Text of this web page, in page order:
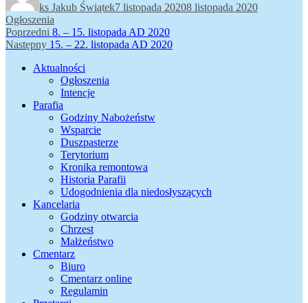
ks Jakub Świątek7 listopada 20208 listopada 2020
Ogłoszenia
Nawigacja
wpisu
Poprzedni Poprzedni
wpis:
8. – 15. listopada AD 2020
Następny Następny
15. – 22. listopada AD 2020
Aktualności
Ogłoszenia
Intencje
Parafia
Godziny Nabożeństw
Wsparcie
Duszpasterze
Terytorium
Kronika remontowa
Historia Parafii
Udogodnienia dla niedosłyszących
Kancelaria
Godziny otwarcia
Chrzest
Małżeństwo
Cmentarz
Biuro
Cmentarz online
Regulamin